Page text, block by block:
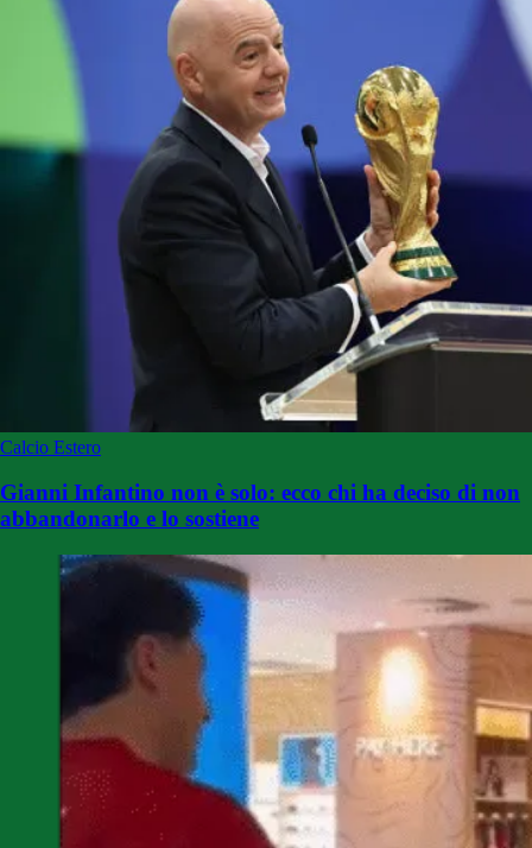
Calcio Estero
Gianni Infantino non è solo: ecco chi ha deciso di non
abbandonarlo e lo sostiene